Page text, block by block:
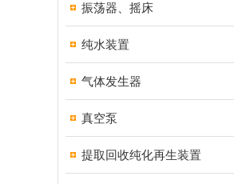
振荡器、摇床
纯水装置
气体发生器
真空泵
提取回收纯化再生装置